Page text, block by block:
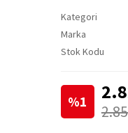
Kategori
Marka
Stok Kodu
%1